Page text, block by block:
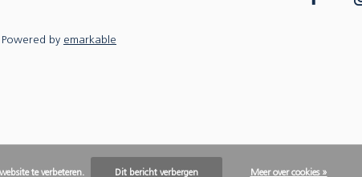
Powered by emarkable
te verbeteren. Dit bericht verbergen Meer over cookies »